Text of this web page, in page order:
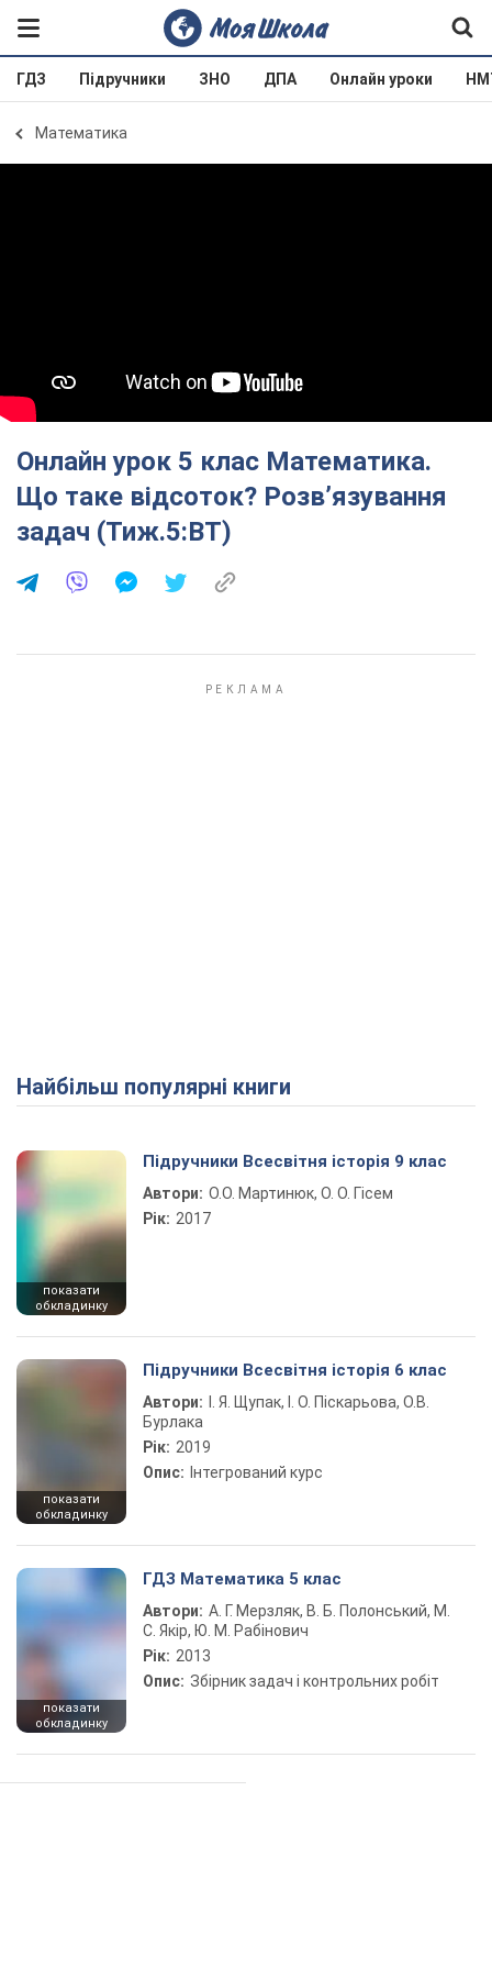
ГДЗ Підручники ЗНО ДПА Онлайн уроки
Математика
Онлайн урок 5 клас Математика.
Що таке відсоток? Розв’язування
задач (Тиж.5:ВТ)
Найбільш популярні книги
показати
обкладинку
Підручники Всесвітня історія 9 клас
Автори: О.О. Мартинюк, О. О. Гісем
Рік: 2017
показати
обкладинку
Підручники Всесвітня історія 6 клас
Автори:
І. Я. Щупак, І. О. Піскарьова, О.В.
Бурлака
Рік: 2019
Опис: Інтегрований курс
показати
обкладинку
ГДЗ Математика 5 клас
Автори: А. Г. Мерзляк, В. Б. Полонський, М.
С. Якір, Ю. М. Рабінович
Рік: 2013
Опис: Збірник задач і контрольних робіт